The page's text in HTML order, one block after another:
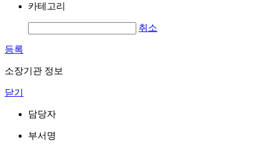
카테고리
취소
등록
소장기관 정보
닫기
담당자
부서명